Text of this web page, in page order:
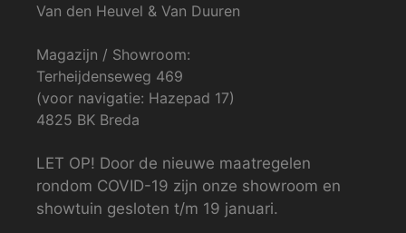
Van den Heuvel & Van Duuren
Magazijn / Showroom:
Terheijdenseweg 469
(voor navigatie: Hazepad 17)
4825 BK Breda
LET OP! Door de nieuwe maatregelen
rondom COVID-19 zijn onze showroom en
showtuin gesloten t/m 19 januari.